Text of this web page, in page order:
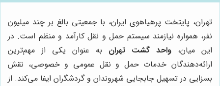
تهران، پایتخت پرهیاهوی ایران، با جمعیتی بالغ بر چند میلیون
نفر، همواره نیازمند سیستم حمل و نقل کارآمد و منظم است. در
این میان، واحد گشت تهران به عنوان یکی از مهم‌ترین
ارائه‌دهندگان خدمات حمل و نقل عمومی و خصوصی، نقش
بسزایی در تسهیل جابجایی شهروندان و گردشگران ایفا می‌کند. از